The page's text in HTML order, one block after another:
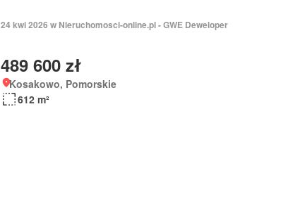
24 kwi 2026 w Nieruchomosci-online.pl - GWE Deweloper
489 600 zł
Kosakowo, Pomorskie
612 m²